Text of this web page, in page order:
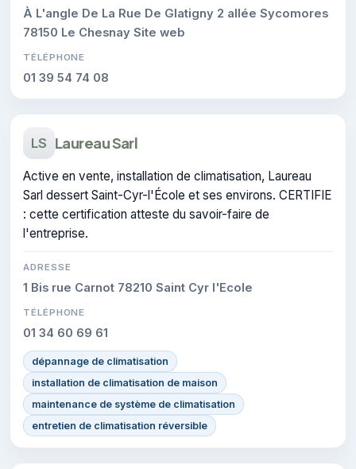
À L'angle De La Rue De Glatigny 2 allée Sycomores
78150 Le Chesnay Site web
TÉLÉPHONE
01 39 54 74 08
LS Laureau Sarl
Active en vente, installation de climatisation, Laureau
Sarl dessert Saint-Cyr-l'École et ses environs. CERTIFIE
: cette certification atteste du savoir-faire de
l'entreprise.
ADRESSE
1 Bis rue Carnot 78210 Saint Cyr l'Ecole
TÉLÉPHONE
01 34 60 69 61
dépannage de climatisation
installation de climatisation de maison
maintenance de système de climatisation
entretien de climatisation réversible